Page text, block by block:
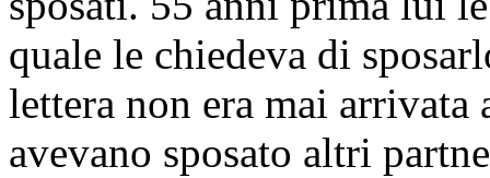
quale le chiedeva di
lettera non era mai arrivata
avevano sposato altri